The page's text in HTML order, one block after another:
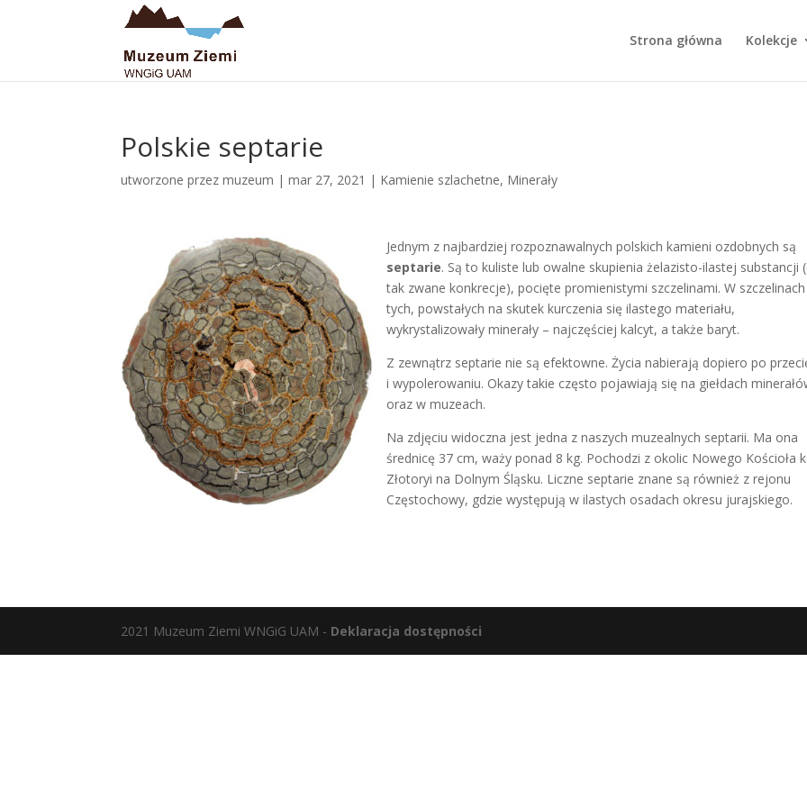
Strona główna Kolekcje
Polskie septarie
utworzone przezmuzeum |mar 27, 2021 | Kamienie szlachetne, Minerały
Jednym z najbardziej rozpoznawalnych polskich kamieni ozdobnych są
septarie. Są to kuliste lub owalne skupienia żelazisto-ilastej substancji
tak zwane konkrecje), pocięte promienistymi szczelinami. W szczelinach
tych, powstałych na skutek kurczenia się ilastego materiału,
wykrystalizowały minerały – najczęściej kalcyt, a także baryt.
Z zewnątrz septarie nie są efektowne. Życia nabierają dopiero po
i wypolerowaniu. Okazy takie często pojawiają się na giełdach
oraz w muzeach.
Na zdjęciu widoczna jest jedna z naszych muzealnych septarii. Ma ona
średnicę 37 cm, waży ponad 8 kg. Pochodzi z okolic Nowego Kościoła
Złotoryi na Dolnym Śląsku. Liczne septarie znane są również z rejonu
Częstochowy, gdzie występują w ilastych osadach okresu jurajskiego.
2021 Muzeum Ziemi WNGiG UAM - Deklaracja dostępności